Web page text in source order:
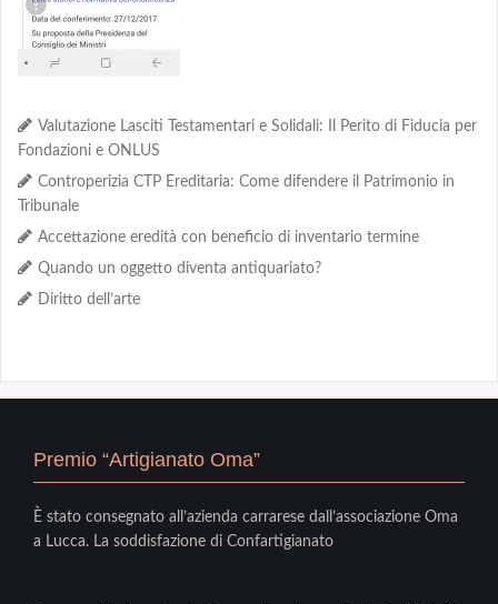
Valutazione Lasciti Testamentari e Solidali: Il Perito di Fiducia per
Fondazioni e ONLUS
Controperizia CTP Ereditaria: Come difendere il Patrimonio in
Tribunale
Accettazione eredità con beneficio di inventario termine
Quando un oggetto diventa antiquariato?
Diritto dell’arte
Premio “Artigianato Oma”
È stato consegnato all’azienda carrarese dall’associazione Oma
a Lucca. La soddisfazione di Confartigianato